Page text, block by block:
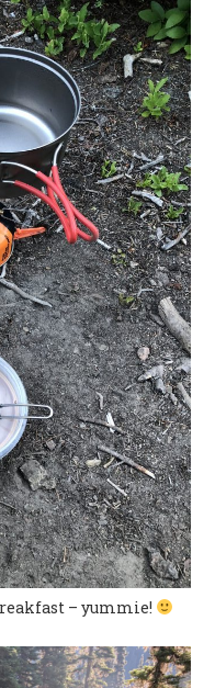
– yummie!